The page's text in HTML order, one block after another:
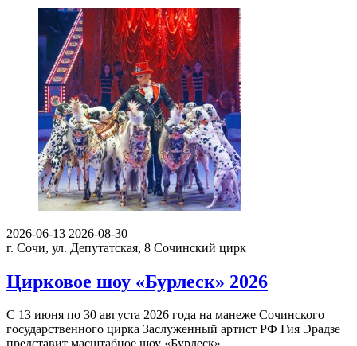
2026-06-13 2026-08-30
г. Сочи, ул. Депутатская, 8 Сочинский цирк
Цирковое шоу «Бурлеск» 2026
С 13 июня по 30 августа 2026 года на манеже Сочинского
государственного цирка Заслуженный артист РФ Гия Эрадзе